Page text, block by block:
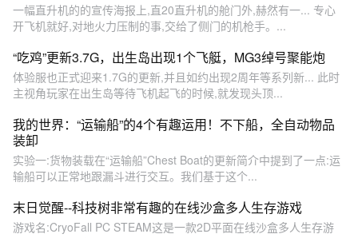
一幅直升机的的宣传海报上,直20直升机的舱门外,赫然有一... 专心
开飞机就好,对地火力压制的事,交给了侧门的机枪手。...
“吃鸡”更新3.7G，出生岛出现1个飞艇，MG3绰号聚能炮
体验服也正式迎来1.7G的更新,并且如约出现2周年等系列新... 此时
主视角玩家在出生岛等待飞机起飞的时候,就发现头顶...
我的世界：“运输船”的4个有趣运用！不下船，全自动物品
装卸
实验一:货物装载在“运输船”Chest Boat的更新简介中提到了一点:运
输船可以正常地跟漏斗进行交互。我们基于这个...
末日觉醒--科技树非常有趣的在线沙盒多人生存游戏
游戏名:CryoFall PC STEAM这是一款2D平面在线沙盒多人生存游